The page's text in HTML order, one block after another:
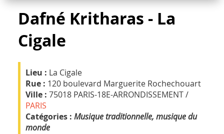
Dafné Kritharas - La
Cigale
Lieu : La Cigale
Rue : 120 boulevard Marguerite Rochechouart
Ville : 75018 PARIS-18E-ARRONDISSEMENT /
PARIS
Catégories : Musique traditionnelle, musique du
monde